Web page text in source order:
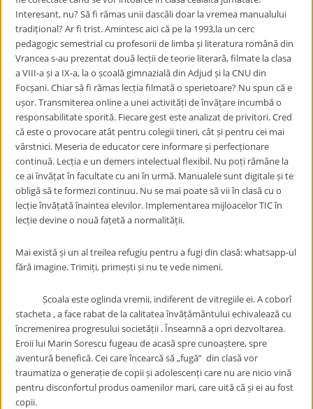
Interesant, nu? Să fi rămas unii dascăli doar la vremea manualului
tradițional? Ar fi trist. Amintesc aici că pe la 1993,la un cerc
pedagogic semestrial cu profesorii de limba și literatura română din
Vrancea s-au prezentat două lecții de teorie literară, filmate la clasa
a VIII-a și a IX-a, la o școală gimnazială din Adjud și la CNU din
Focșani. Chiar să fi rămas lecția filmată o sperietoare? Nu spun că e
ușor. Transmiterea online a unei activități de învățare incumbă o
responsabilitate sporită. Fiecare gest este analizat de privitori. Cred
că este o provocare atât pentru colegii tineri, cât și pentru cei mai
vârstnici. Meseria de educator cere informare și perfecționare
continuă. Lecția e un demers intelectual flexibil. Nu poți rămâne la
ce ai învățat în facultate cu ani în urmă. Manualele sunt digitale și te
obligă să te formezi continuu. Nu se mai poate să vii în clasă cu o
lecție învățată înaintea elevilor. Implementarea mijloacelor TIC în
lecție devine o nouă fațetă a normalității.
Mai există și un al treilea refugiu pentru a fugi din clasă: whatsapp-ul
fără imagine. Trimiți, primești și nu te vede nimeni.
Școala este oglinda vremii, indiferent de vitregiile ei. A coborî
stacheta , a face rabat de la calitatea învățământului echivalează cu
încremenirea progresului societății . Înseamnă a opri dezvoltarea.
Eroii lui Marin Sorescu fugeau de acasă spre cunoaștere, spre
aventură benefică. Cei care încearcă să „fugă” din clasă vor
traumatiza o generație de copii și adolescenți care nu are nicio vină
pentru disconfortul produs oamenilor mari, care uită că și ei au fost
copii.